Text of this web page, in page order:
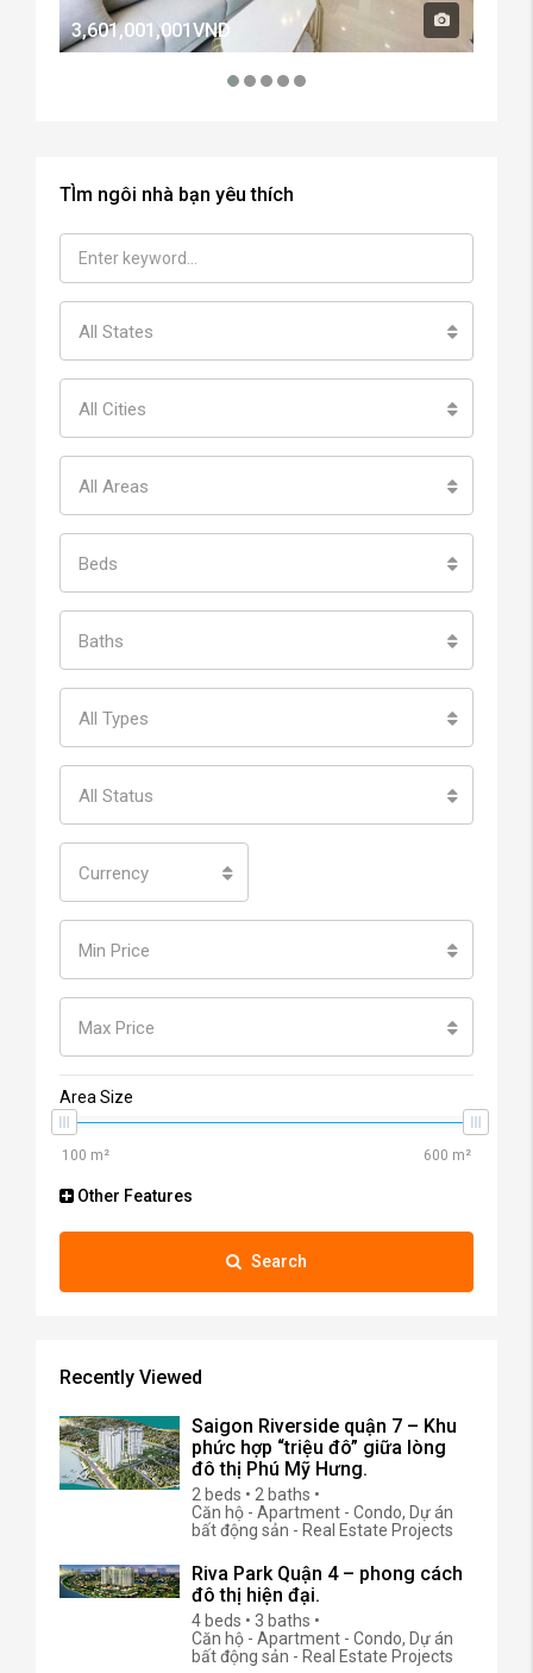
3,601,001,001VND
TÌm ngôi nhà bạn yêu thích
All States
All Cities
All Areas
Beds
Baths
All Types
All Status
Currency
Min Price
Max Price
Area Size
Other Features
Search
Recently Viewed
Saigon Riverside quận 7 – Khu
phức hợp “triệu đô” giữa lòng
đô thị Phú Mỹ Hưng.
2 beds • 2 baths •
Căn hộ - Apartment - Condo, Dự án
bất động sản - Real Estate Projects
Riva Park Quận 4 – phong cách
đô thị hiện đại.
4 beds • 3 baths •
Căn hộ - Apartment - Condo, Dự án
bất động sản - Real Estate Projects